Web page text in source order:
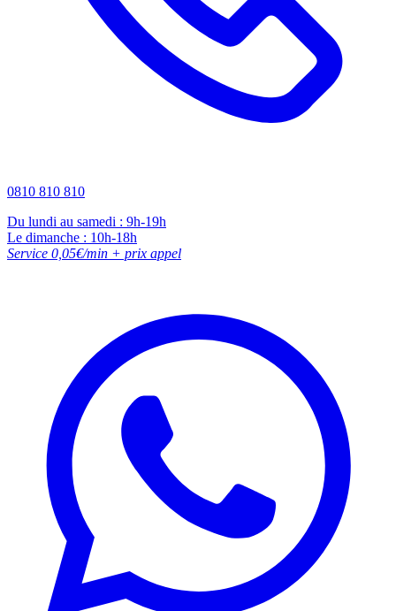
0810 810 810
Du lundi au samedi : 9h-19h
Le dimanche : 10h-18h
Service 0,05€/min + prix appel